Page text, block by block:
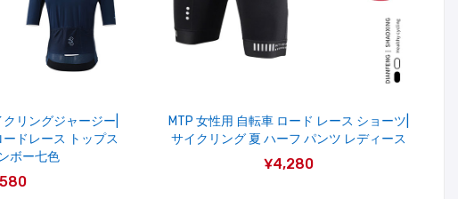
リングジャージー|
ドレース トップス
ボー七色
MTP 女性用 自転車 ロード レース ショーツ|
サイクリング 夏 ハーフ パンツ レディース
¥4,280